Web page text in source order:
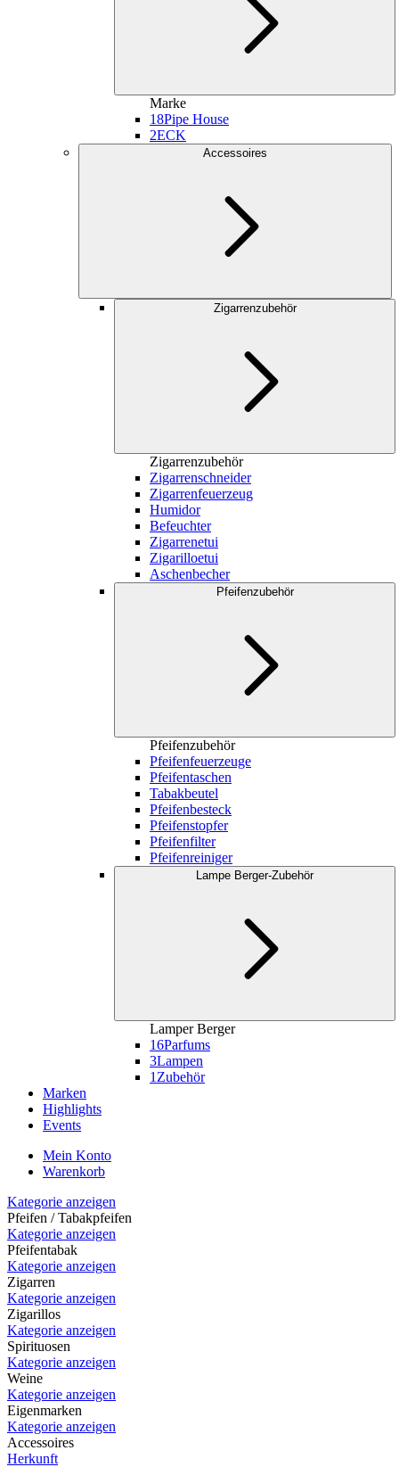
Marke
18Pipe House
2ECK
Accessoires
Zigarrenzubehör
Zigarrenzubehör
Zigarrenschneider
Zigarrenfeuerzeug
Humidor
Befeuchter
Zigarrenetui
Zigarilloetui
Aschenbecher
Pfeifenzubehör
Pfeifenzubehör
Pfeifenfeuerzeuge
Pfeifentaschen
Tabakbeutel
Pfeifenbesteck
Pfeifenstopfer
Pfeifenfilter
Pfeifenreiniger
Lampe Berger-Zubehör
Lamper Berger
16Parfums
3Lampen
1 Zubehör
Marken
Highlights
Events
Mein Konto
Warenkorb
Kategorie anzeigen
Pfeifen / Tabakpfeifen
Kategorie anzeigen
Pfeifentabak
Kategorie anzeigen
Zigarren
Kategorie anzeigen
Zigarillos
Kategorie anzeigen
Spirituosen
Kategorie anzeigen
Weine
Kategorie anzeigen
Eigenmarken
Kategorie anzeigen
Accessoires
Herkunft